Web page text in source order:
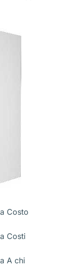
Costo
Costi
A chi